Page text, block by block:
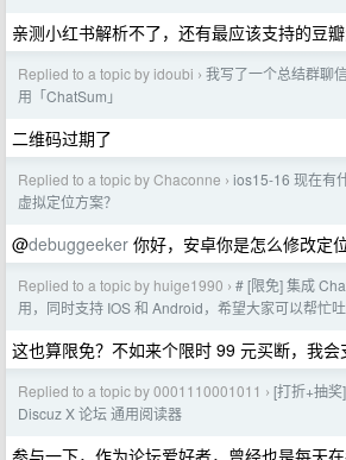
亲测小红书解析不了，还有最应该支持的豆
Replied to a topic by idoubi › 我写了一个总结群聊
用「ChatSum」
二维码过期了
Replied to a topic by Chaconne › ios15-16 现在有
虚拟定位方案？
@debuggeeker 你好，安卓你是怎么修改定
Replied to a topic by huige1990 › # [限免] 集成
用，同时支持 IOS 和 Android，希望大家可以帮忙吐
这也算限免？不如来个限时 99 元买断，我会
Replied to a topic by 0001110001011 › [打折+抽
Discuz X 论坛 通用阅读器
参与一下，作为论坛爱好者，曾经也是每天